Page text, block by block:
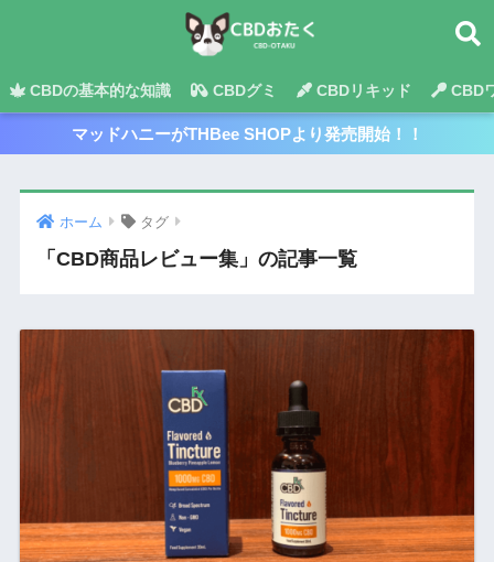
CBDの基本的な知識 CBDグミ CBDリキッド CBD
マッドハニーがTHBee SHOPより発売開始！！
ホーム タグ
「CBD商品レビュー集」の記事一覧